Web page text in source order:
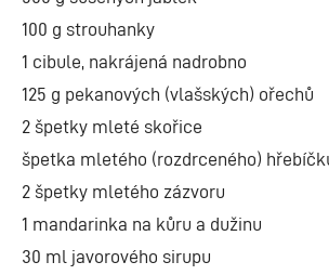
100 g strouhanky
1 cibule, nakrájená nadrobno
125 g pekanových (vlašských) ořechů
2 špetky mleté skořice
špetka mletého (rozdrceného)
2 špetky mletého zázvoru
1 mandarinka na kůru a dužinu
30 ml javorového sirupu